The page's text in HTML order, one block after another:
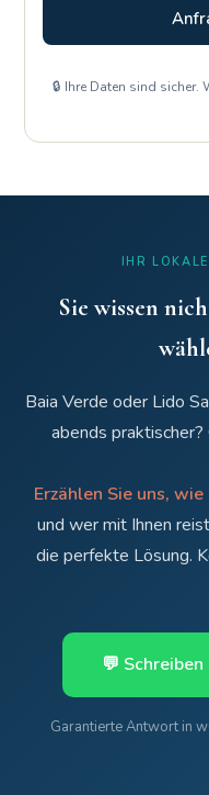
🔒 Ihre Daten sind
IHR
Sie wissen
Baia Verde oder Lido
abends praktischer?
Erzählen Sie uns,
und wer mit Ihnen
die perfekte Lösung.
💬
Garantierte Antwort in